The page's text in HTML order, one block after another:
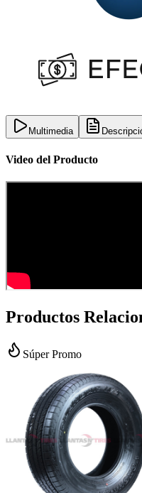
Multimedia
Video del Producto
Productos
Súper Promo